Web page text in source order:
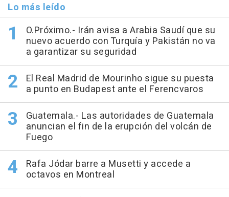
Lo más leído
O.Próximo.- Irán avisa a Arabia Saudí que su
nuevo acuerdo con Turquía y Pakistán no va
a garantizar su seguridad
El Real Madrid de Mourinho sigue su puesta
a punto en Budapest ante el Ferencvaros
Guatemala.- Las autoridades de Guatemala
anuncian el fin de la erupción del volcán de
Fuego
Rafa Jódar barre a Musetti y accede a
octavos en Montreal